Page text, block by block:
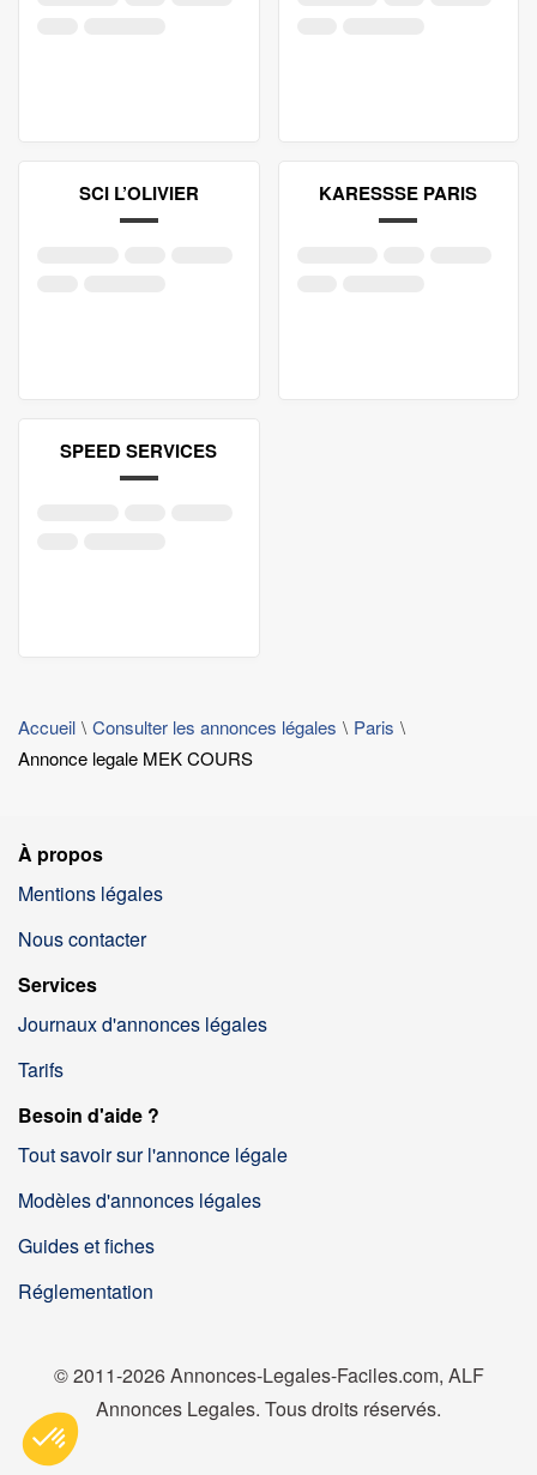
SCI L’OLIVIER KARESSSE PARIS
SPEED SERVICES
Accueil Consulter les annonces légales
Paris
Annonce legale MEK COURS
À propos
Mentions légales
Nous contacter
Services
Journaux d'annonces légales
Tarifs
Besoin d'aide ?
Tout savoir sur l'annonce légale
Modèles d'annonces légales
Guides et fiches
Réglementation
© 2011-2026 Annonces-Legales-Faciles.com, ALF
Annonces Legales. Tous droits réservés.